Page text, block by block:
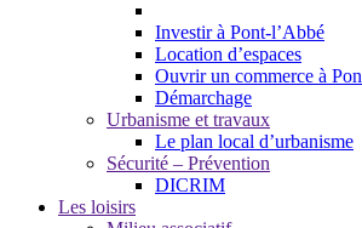
Investir à Pont-l’Abbé
Location d’espaces
Ouvrir un commerce à
Démarchage
Urbanisme et travaux
Le plan local d’urbanisme
Sécurité – Prévention
DICRIM
Les loisirs